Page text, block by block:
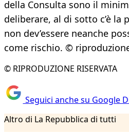
della Consulta sono il
deliberare, al di sotto c’è la
non dev’essere neanche
come rischio. ©
© RIPRODUZIONE RISERVATA
Seguici anche su Google
Altro di La Repubblica di tutti